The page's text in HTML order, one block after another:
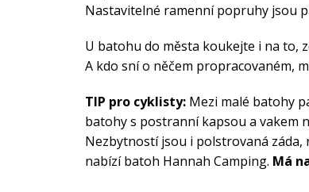
Nastavitelné ramenní popruhy jsou
U batohu do města koukejte i na to,
A kdo sní o něčem propracovaném,
TIP pro cyklisty: Mezi malé batohy
batohy s postranní kapsou a vakem
Nezbytností jsou i polstrovaná
nabízí batoh Hannah Camping. Má